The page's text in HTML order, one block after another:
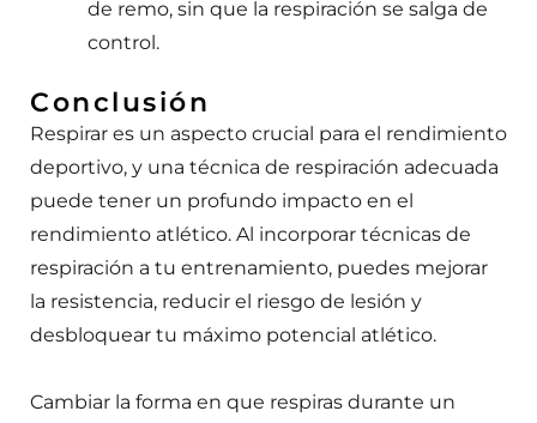
de remo, sin que la respiración se salga de
control.
Conclusión
Respirar es un aspecto crucial para el rendimiento
deportivo, y una técnica de respiración adecuada
puede tener un profundo impacto en el
rendimiento atlético. Al incorporar técnicas de
respiración a tu entrenamiento, puedes mejorar
la resistencia, reducir el riesgo de lesión y
desbloquear tu máximo potencial atlético.
Cambiar la forma en que respiras durante un